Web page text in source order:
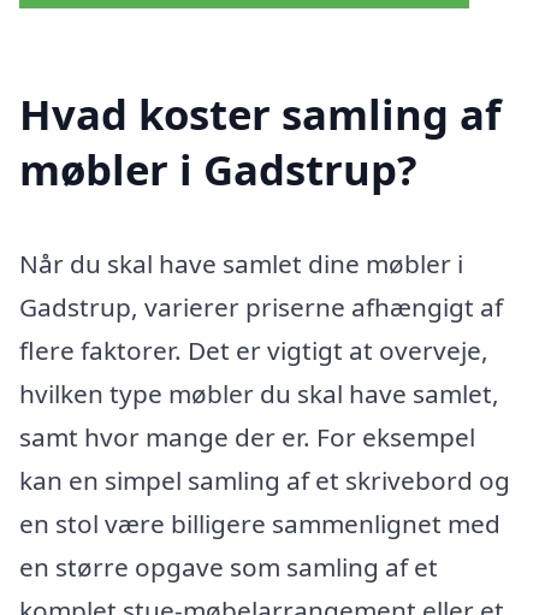
Hvad koster samling af
møbler i Gadstrup?
Når du skal have samlet dine møbler i
Gadstrup, varierer priserne afhængigt af
flere faktorer. Det er vigtigt at overveje,
hvilken type møbler du skal have samlet,
samt hvor mange der er. For eksempel
kan en simpel samling af et skrivebord og
en stol være billigere sammenlignet med
en større opgave som samling af et